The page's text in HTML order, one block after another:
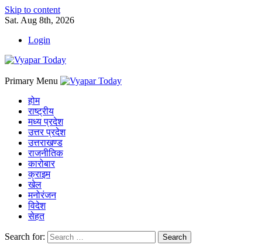
Skip to content
Sat. Aug 8th, 2026
Login
Primary Menu
होम
राष्ट्रीय
मध्य प्रदेश
उत्तर प्रदेश
उत्तराखण्ड
राजनीतिक
कारोबार
क्राइम
खेल
मनोरंजन
विदेश
सेहत
Search for: